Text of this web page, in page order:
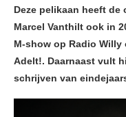
Deze pelikaan heeft de
Marcel Vanthilt ook in
M-show op Radio
Adelt!. Daarnaast vult
schrijven van